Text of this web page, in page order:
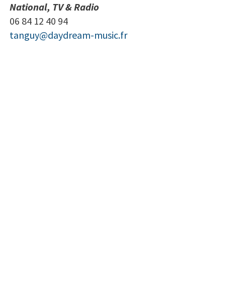
National, TV & Radio
06 84 12 40 94
tanguy@daydream-music.fr